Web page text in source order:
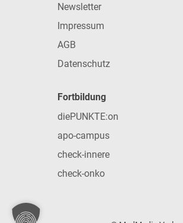
Newsletter
Impressum
AGB
Datenschutz
Fortbildung
diePUNKTE:on
apo-campus
check-innere
check-onko